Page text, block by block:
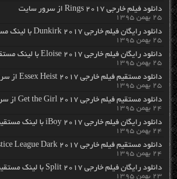
دانلود فیلم خارجی Rings 2017 از سرور سایت
۲۵ بهمن ۱۳۹۵
دانلود رایگان فیلم خارجی Dunkirk 2017 با لینک مستقیم
۲۵ بهمن ۱۳۹۵
دانلود رایگان فیلم خارجی Eloise 2017 با لینک مستقیم
۲۵ بهمن ۱۳۹۵
دانلود مستقیم فیلم خارجی Essex Heist 2017 از سرور سایت
۲۵ بهمن ۱۳۹۵
دانلود مستقیم فیلم خارجی Get the Girl 2017 از سرور سایت
۲۴ بهمن ۱۳۹۵
دانلود رایگان فیلم خارجی iBoy 2017 با لینک مستقیم
۲۴ بهمن ۱۳۹۵
دانلود مستقیم فیلم خارجی Justice League Dark 2017 از سرور سایت
۲۴ بهمن ۱۳۹۵
دانلود رایگان فیلم خارجی Split 2017 با لینک مستقیم
۲۳ بهمن ۱۳۹۵